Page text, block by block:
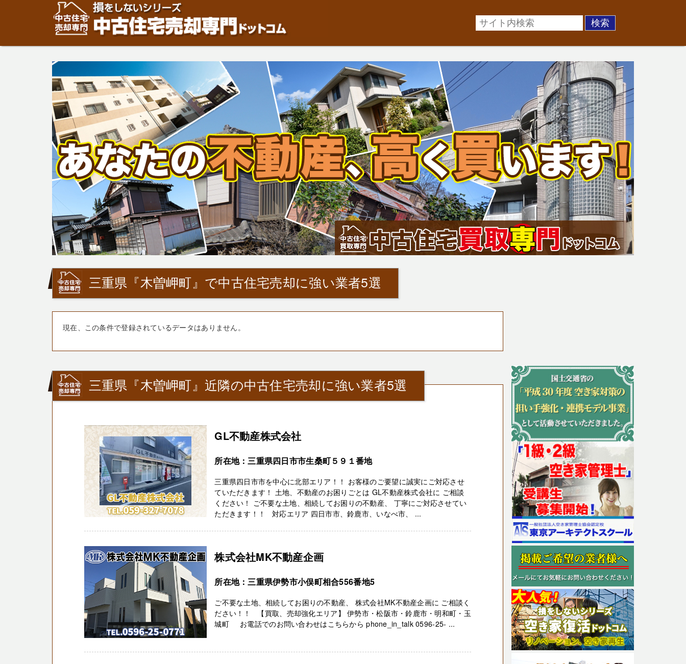
住宅・建物の「売却」は「個人」の方々が、「買取」は不動産や開発等の「業者」が物件を買います。一般的に「売却」は時間はかかるが相場に準じた売却金額、「買取」は短期ではあるが相場より
安めの売却金額と言われています。住宅・建物の売却をご検討中の方はお気軽にご相談ください。中古住宅、相続不動産など、不動産売却のお悩みを全国の専門家が解決致します！
三重県『木曽岬町』で中古住宅売却に強い業者5選
現在、この条件で登録されているデータはありません。
三重県『木曽岬町』近隣の中古住宅売却に強い業者5選
GL不動産株式会社
所在地：三重県四日市市生桑町５９１番地
三重県四日市市を中心に北部エリア！！ お客様のご要望に誠実にご対応させ
ていただきます！ 土地、不動産のお困りごとは GL不動産株式会社に ご相談
ください！ ご不要な土地、相続してお困りの不動産、 丁寧にご対応させてい
ただきます！！ 対応エリア 四日市市、鈴鹿市、いなべ市、 ...
株式会社MK不動産企画
所在地：三重県伊勢市小俣町相合556番地5
ご不要な土地、相続してお困りの不動産、 株式会社MK不動産企画に ご相談く
ださい！！ 【買取、売却強化エリア】 伊勢市・松阪市・鈴鹿市・明和町・玉
城町 お電話でのお問い合わせはこちらから phone_in_talk 0596-25- ...